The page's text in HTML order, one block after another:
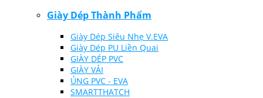
Giày Dép Thành Phẩm
Giày Dép Siêu Nhẹ V.EVA
Giày Dép PU Liền Quai
GIÀY DÉP PVC
GIÀY VẢI
ỦNG PVC - EVA
SMARTTHATCH